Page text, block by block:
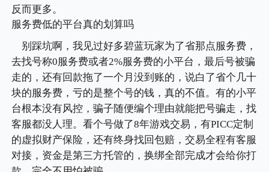
反而更多。
服务费低的平台真的划算吗
别踩坑啊，我见过好多碧蓝玩家为了省那点服务费，
去找号称0服务费或者2%服务费的小平台，最后号被骗
走的，还有回款拖了一个月没到账的，说白了省个几十
块的服务费，亏的是整个号的钱，真的不值。有的小平
台根本没有风控，骗子随便编个理由就能把号骗走，找
客服都没人理。看个号做了8年游戏交易，有PICC定制
的虚拟财产保险，还有终身找回包赔，交易全程有客服
对接，资金是第三方托管的，换绑全部完成才会给你打